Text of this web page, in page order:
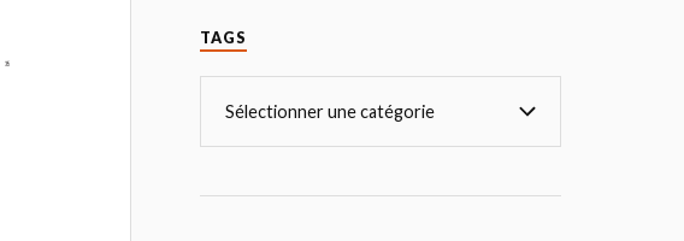
TAGS